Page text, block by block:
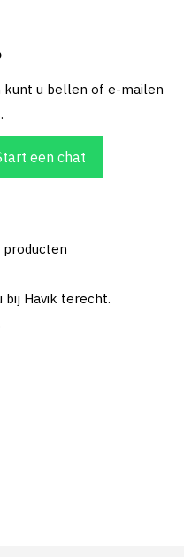
u bellen of e-mailen
een chat
producten
bij Havik terecht.